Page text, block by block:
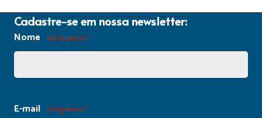
Cadastre-se em nossa newsletter:
Nome (obrigatório)
E-mail (obrigatório)